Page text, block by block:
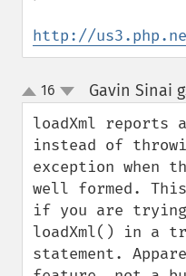
http://
up
down
16 Gavin Sinai
loadXml reports
instead of
exception when
well formed.
if you are
loadXml() in a
statement.